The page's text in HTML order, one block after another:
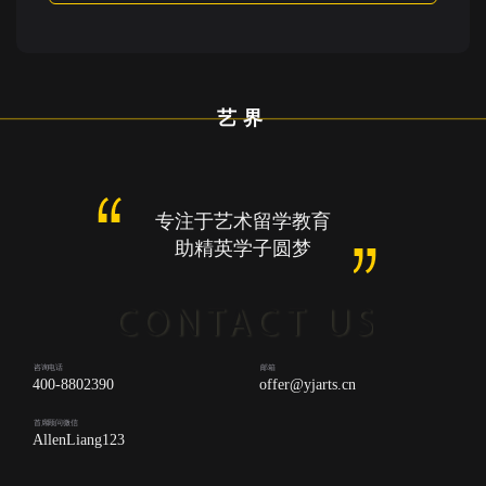
艺界
专注于艺术留学教育
助精英学子圆梦
咨询电话
400-8802390
邮箱
offer@yjarts.cn
首席顾问微信
AllenLiang123